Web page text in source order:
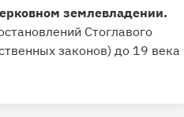
землевладении.
Стоглавого
законов) до 19 века